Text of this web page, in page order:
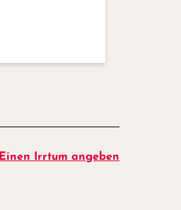
Einen Irrtum angeben